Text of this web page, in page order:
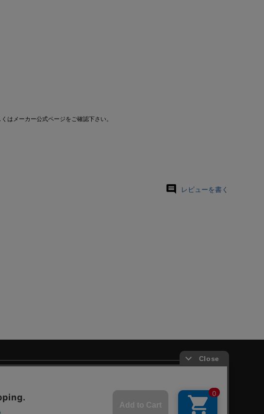
はメーカー公式ページをご確認下さい。
レビューを書く